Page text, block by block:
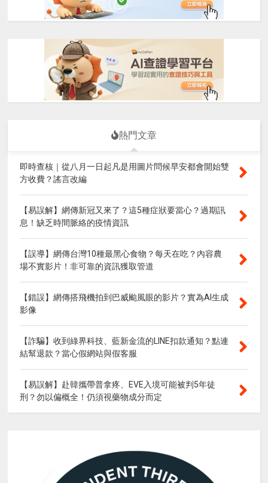
熱門文章
即時查核｜從八月一日起凡是用圖片問候早安都會開始雙
方收費？謠言改編
【易誤解】網傳新冠又來了？這5種症狀要當心？過期訊
息！缺乏時間脈絡的疫情資訊
【誤導】網傳台灣10種最黑心食物？每天在吃？內容農
場不實影片！非可靠的資訊獲取管道
【錯誤】網傳搭飛機拍到巴威颱風眼的影片？實為AI生成
影像
【詐騙】收到綠界科技、藍新金流的LINE扣款通知？點連
結幫退款？當心假網站與假客服
【易誤解】赴韓攜帶普拿疼、EVE入境可能被判5年徒
刑？勿以偏概全！仍須視藥物成分而定